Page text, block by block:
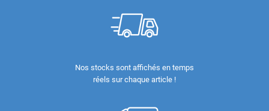
Nos stocks sont affichés en temps
réels sur chaque article !